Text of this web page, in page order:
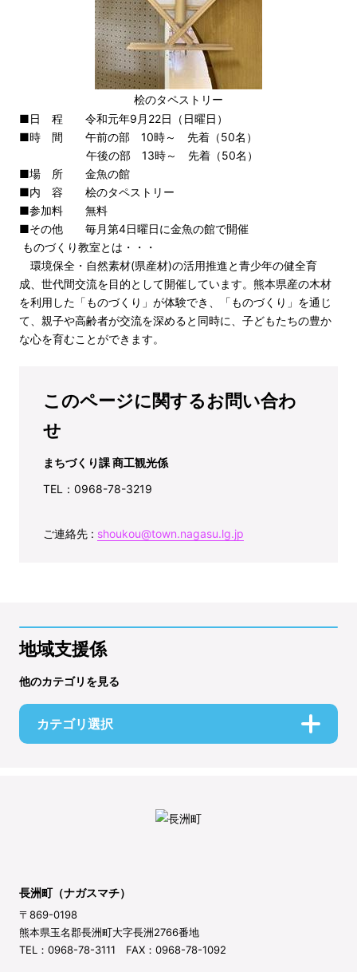
桧のタペストリー
■日 程 令和元年9月22日（日曜日）
■時 間 午前の部 10時～ 先着（50名）
午後の部 13時～ 先着（50名）
■場 所 金魚の館
■内 容 桧のタペストリー
■参加料 無料
■その他 毎月第4日曜日に金魚の館で開催
ものづくり教室とは・・・
環境保全・自然素材(県産材)の活用推進と青少年の健全育
成、世代間交流を目的として開催しています。熊本県産の木材
を利用した「ものづくり」が体験でき、「ものづくり」を通じ
て、親子や高齢者が交流を深めると同時に、子どもたちの豊か
な心を育むことができます。
このページに関するお問い合わ
せ
まちづくり課 商工観光係
TEL：0968-78-3219
ご連絡先 : shoukou@town.nagasu.lg.jp
地域支援係
他のカテゴリを見る
カテゴリ選択
長洲町（ナガスマチ）
〒869-0198
熊本県玉名郡長洲町大字長洲2766番地
TEL：0968-78-3111 FAX：0968-78-1092